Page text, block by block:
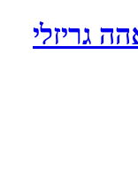
גריזלי